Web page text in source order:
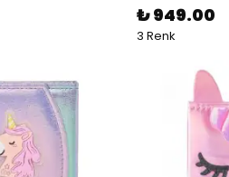
₺ 949.00
3 Renk